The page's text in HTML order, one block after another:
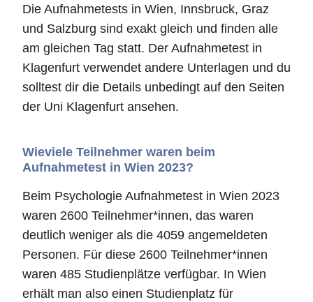
Die Aufnahmetests in Wien, Innsbruck, Graz
und Salzburg sind exakt gleich und finden alle
am gleichen Tag statt. Der Aufnahmetest in
Klagenfurt verwendet andere Unterlagen und du
solltest dir die Details unbedingt auf den Seiten
der Uni Klagenfurt ansehen.
Wieviele Teilnehmer waren beim
Aufnahmetest in Wien 2023?
Beim Psychologie Aufnahmetest in Wien 2023
waren 2600 Teilnehmer*innen, das waren
deutlich weniger als die 4059 angemeldeten
Personen. Für diese 2600 Teilnehmer*innen
waren 485 Studienplätze verfügbar. In Wien
erhält man also einen Studienplatz für